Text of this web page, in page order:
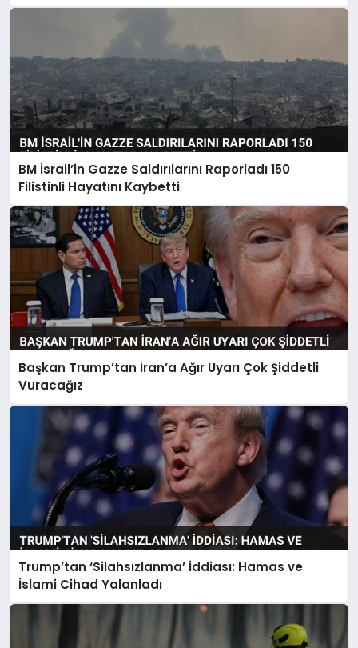
BM İsrail’in Gazze Saldırılarını Raporladı 150
Filistinli Hayatını Kaybetti
Başkan Trump’tan İran’a Ağır Uyarı Çok Şiddetli
Vuracağız
Trump’tan ‘Silahsızlanma’ İddiası: Hamas ve
İslami Cihad Yalanladı